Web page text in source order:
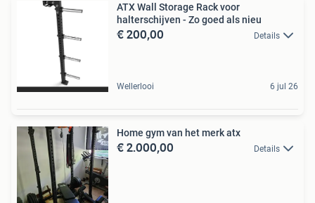
ATX Wall Storage Rack voor
halterschijven - Zo goed als nieu
€ 200,00 Details
Wellerlooi 6 jul 26
Home gym van het merk atx
€ 2.000,00 Details